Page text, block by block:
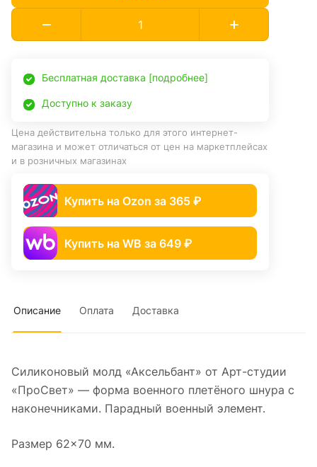
Бесплатная доставка [подробнее]
Доступно к заказу
Цена действительна только для этого интернет-
магазина и может отличаться от цен на маркетплейсах
и в розничных магазинах
Купить на Ozon за 365 ₽
Купить на WB за 649 ₽
Описание Оплата Доставка
Силиконовый молд «Аксельбант» от Арт-студии
«ПроСвет» — форма военного плетёного шнура с
наконечниками. Парадный военный элемент.
Размер 62×70 мм.